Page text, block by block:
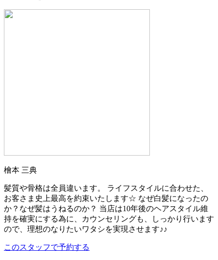
檜本 三典
髪質や骨格は全員違います。 ライフスタイルに合わせた、
お客さま史上最高を約束いたします☆ なぜ白髪になったの
か？なぜ髪はうねるのか？ 当店は10年後のヘアスタイル維
持を確実にする為に、カウンセリングも、しっかり行います
ので、理想のなりたいワタシを実現させます♪♪
このスタッフで予約する